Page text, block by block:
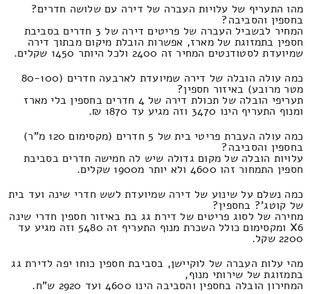
מהו התעריף של עלויות העברה של דירה עם שלושה חדרים?
בחספין והסביבה?
המחיר לבשביל העברה של פריטים דירה של 3 חדרים בסביבת
חספין בתמזוגת של מארז, אפשרות הובלת מיקום מבתוך דירה
שמיועדת לסטודנטים המחיר זה 2400 ולכל היותר 1450 שקלים.
כמה עולה הובלה של דירה שמיועדת לארבעה חדרים (80-100
מטר מרובע) באיזור חספין?
תעריפי הובלה של תכולת דירה של 4 חדרים בחספין בלי מארז
ומנוף התעריף הינו 3470 וזה מגיע עד 1870 ₪.
כמה עולה העברת פריטי בית של 5 חדרים (מקסימום 120 מ"ר)
בחספין והסביבה?
עלויות הובלה של מקום גדולה שיש לה חמישה חדרים בסביבת
חספין התמחור זהו 4600 ולא יותר מ1900 שקלים.
כמה נשלם על שינוע של דירה שמיועדת לשש חדרי שינה ועד בית
של קוטג'? בחספין?
מחירה של לסוג פריטים של דירת גג בת באיזור חספין חדרי שינה
X6 ומקסימום כולל השכרת מנוף התעריף זה 5480 וזה מגיע עד
2200 שקל.
מהי עלות העברה של לוקיישן, בסביבת חספין כוחו יפה לדירת גג
בתמזוגת של שירותי מנוף,
המחירון הובלה בחספין והסביבה הינו 4600 ועד 2920 ש"ח.